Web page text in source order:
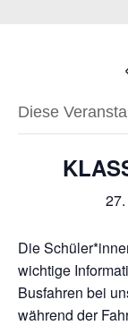
Diese
Die
wichtige
Busfahren bei
während der